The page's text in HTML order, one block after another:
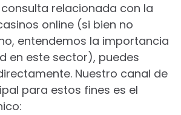
relacionada con la
online (si bien no
entendemos la importancia
en este sector), puedes
Nuestro canal de
para estos fines es el